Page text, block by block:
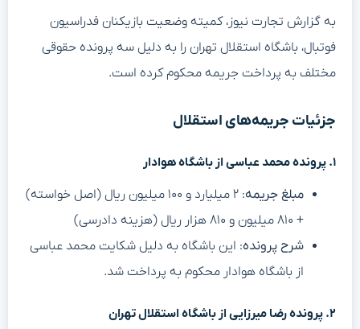
به گزارش تجارت نیوز، کمیته وضعیت بازیکنان فدراسیون
فوتبال، باشگاه استقلال تهران را به دلیل سه پرونده حقوقی
مختلف به پرداخت جریمه محکوم کرده است.
جزئیات جریمه‌های استقلال
۱. پرونده محمد عباسی از باشگاه هوادار
مبلغ جریمه
: ۲ میلیارد و ۱۰۰ میلیون ریال (اصل خواسته)
+ ۸۱۰ میلیون و ۸۱۰ هزار ریال (هزینه دادرسی)
شرح پرونده: این باشگاه به دلیل شکایت محمد عباسی
از باشگاه هوادار محکوم به پرداخت شد.
۲. پرونده رضا میرزایی از باشگاه استقلال تهران